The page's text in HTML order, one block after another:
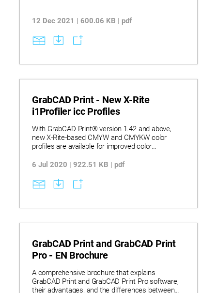
12 Dec 2021 | 600.06 KB | pdf
GrabCAD Print - New X-Rite
i1Profiler icc Profiles
With GrabCAD Print® version 1.42 and above,
new X-Rite-based CMYW and CMYKW color
profiles are available for improved color
6 Jul 2020 | 922.51 KB | pdf
GrabCAD Print and GrabCAD Print
Pro - EN Brochure
A comprehensive brochure that explains
GrabCAD Print and GrabCAD Print Pro software,
their advantages, and the differences between